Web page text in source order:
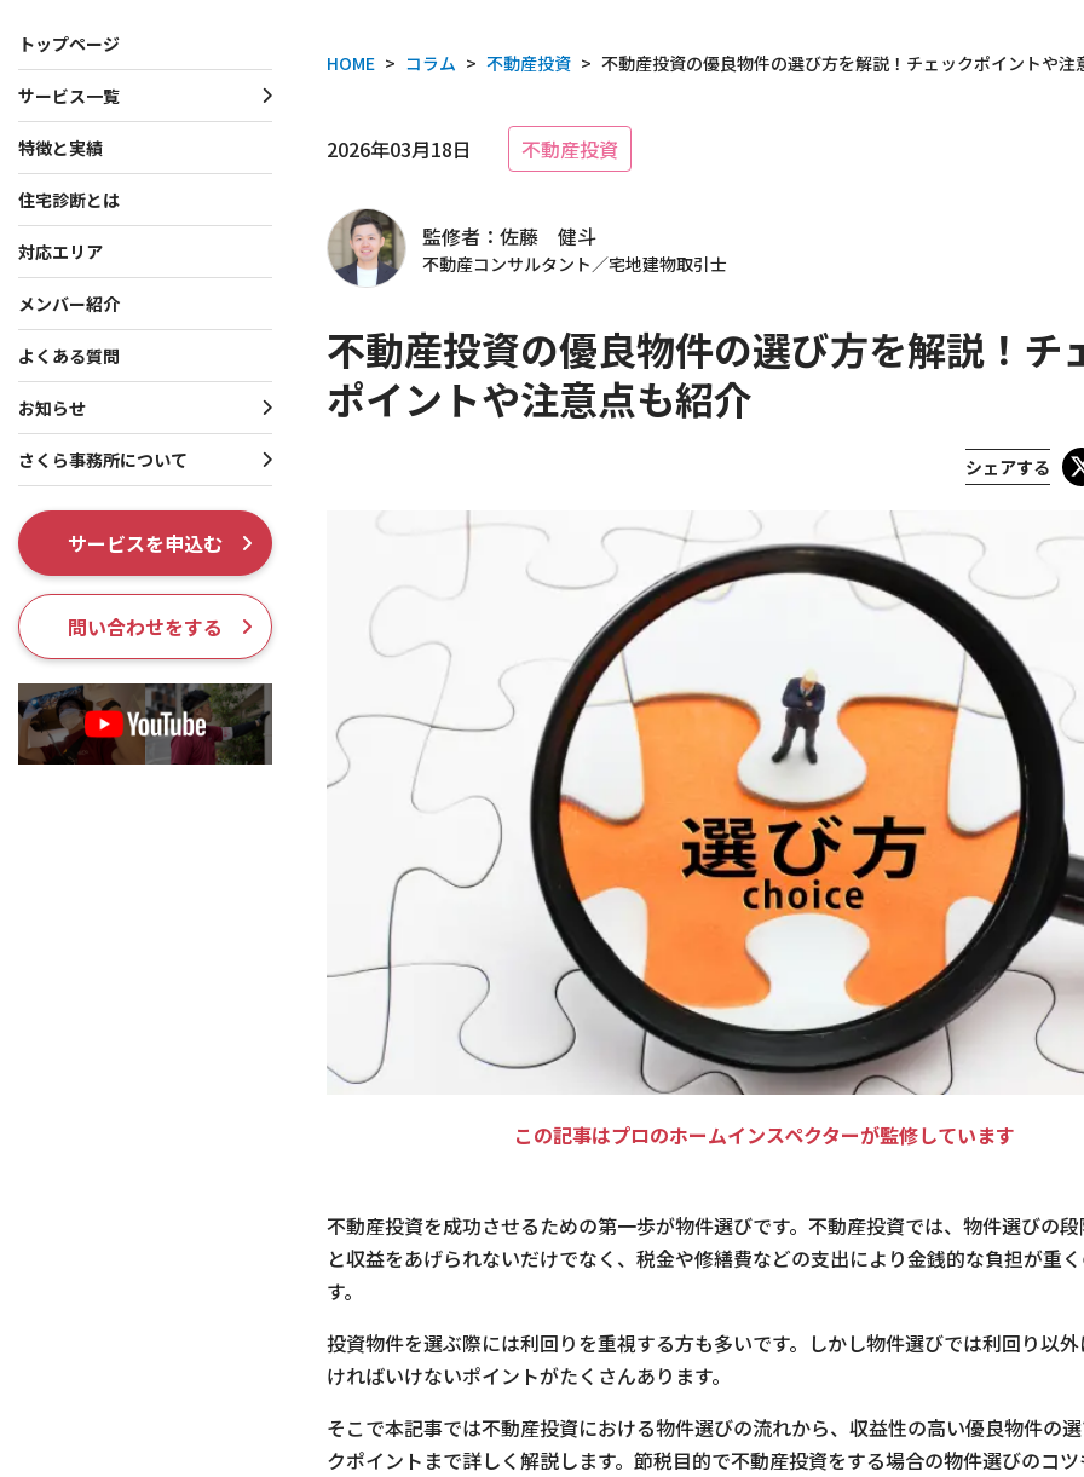
トップページ
サービス一覧
サービス一覧
マンション向けサービス
共通サービス
調査系オプション
特徴と実績
住宅診断とは
対応エリア
メンバー紹介
よくある質問
お知らせ
お知らせ・プレスリリース
プレスリリース
さくら事務所について
さくら事務所について
理念・行動指針
ISO 9001認証取得
テレビ出演・メディア掲載履歴
サービスを申込む
問い合わせをする
HOME > コラム > 不動産投資 > 不動産投資の優良物件の選び方を解説！チェックポイントや注
2026年03月18日 不動産投資
監修者：佐藤 健斗
不動産コンサルタント／宅地建物取引士
不動産投資の優良物件の選び方を解説！チ
ポイントや注意点も紹介
シェアする
この記事はプロのホームインスペクターが監修しています
不動産投資を成功させるための第一歩が物件選びです。不動産投資では、物件選びの
と収益をあげられないだけでなく、税金や修繕費などの支出により金銭的な負担が重
す。
投資物件を選ぶ際には利回りを重視する方も多いです。しかし物件選びでは利回り以
ければいけないポイントがたくさんあります。
そこで本記事では不動産投資における物件選びの流れから、収益性の高い優良物件の
クポイントまで詳しく解説します。節税目的で不動産投資をする場合の物件選びのコ